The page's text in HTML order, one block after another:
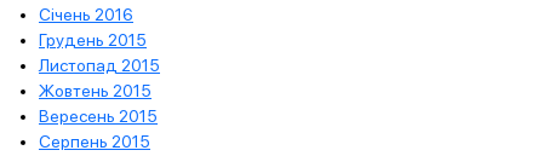
Січень 2016
Грудень 2015
Листопад 2015
Жовтень 2015
Вересень 2015
Серпень 2015